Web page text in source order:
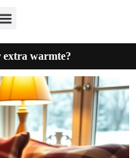
warmte?